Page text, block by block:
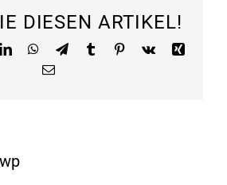
DIESEN ARTIKEL!
LinkedInWhatsApp
TelegramTumblr Pinterest
Vk
Xing
Email